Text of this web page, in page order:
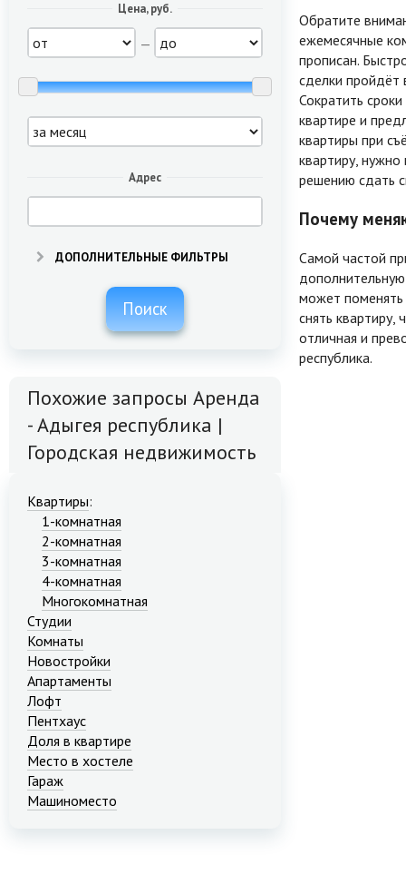
Цена, руб.
—
Адрес
ДОПОЛНИТЕЛЬНЫЕ ФИЛЬТРЫ
Поиск
Похожие запросы Аренда
- Адыгея республика |
Городская недвижимость
Квартиры:
1-комнатная
2-комнатная
3-комнатная
4-комнатная
Многокомнатная
Студии
Комнаты
Новостройки
Апартаменты
Лофт
Пентхаус
Доля в квартире
Место в хостеле
Гараж
Машиноместо
Обратите
ежемесячные
прописан.
сделки пройдёт
Сократить
квартире и
квартиры при
квартиру, нужно
решению сдать
Почему
Самой частой
может поменять
снять
отличная и
республика.